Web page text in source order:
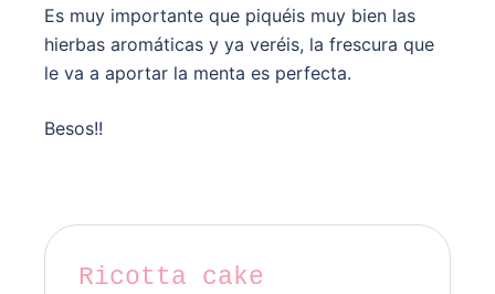
Es muy importante que piquéis muy bien las
hierbas aromáticas y ya veréis, la frescura que
le va a aportar la menta es perfecta.
Besos!!
Ricotta cake